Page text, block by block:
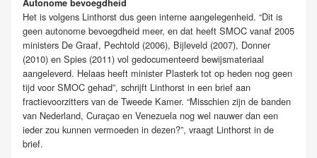
Het is volgens Linthorst dus geen interne aangelegenheid. “Dit is
geen autonome bevoegdheid meer, en dat heeft SMOC vanaf 2005
ministers De Graaf, Pechtold (2006), Bijleveld (2007), Donner
(2010) en Spies (2011) vol gedocumenteerd bewijsmateriaal
aangeleverd. Helaas heeft minister Plasterk tot op heden nog geen
tijd voor SMOC gehad”, schrijft Linthorst in een brief aan
fractievoorzitters van de Tweede Kamer. “Misschien zijn de banden
van Nederland, Curaçao en Venezuela nog wel nauwer dan een
ieder zou kunnen vermoeden in dezen?”, vraagt Linthorst in de
brief.